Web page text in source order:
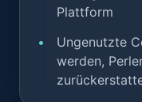
Plattform
Ungenutzte
werden,